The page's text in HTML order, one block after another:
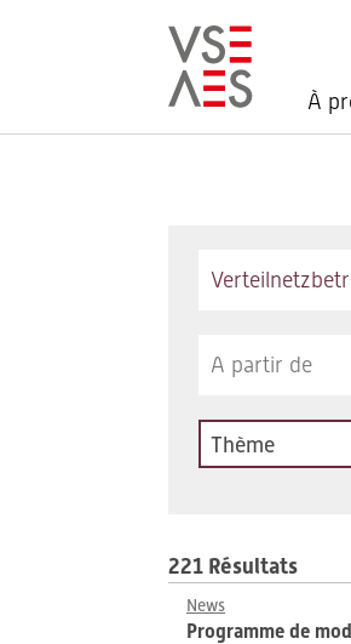
À
Thème
221 Résultats
News
Programme de